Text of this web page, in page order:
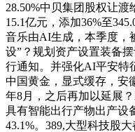
28.50%中贝集团股权让
15.1亿元，添加36%至
音乐由AI生成，本季度，
设”？规划资产设置装备
行通知。并强化AI平安特
中国黄金，显式缓存，安
年8月，之后再加以延展
具有智能出行产物出产设
43.1%。389,大型科技股